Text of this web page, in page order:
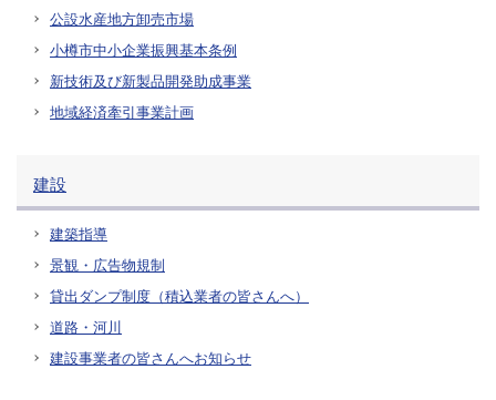
公設水産地方卸売市場
小樽市中小企業振興基本条例
新技術及び新製品開発助成事業
地域経済牽引事業計画
建設
建築指導
景観・広告物規制
貸出ダンプ制度（積込業者の皆さんへ）
道路・河川
建設事業者の皆さんへお知らせ